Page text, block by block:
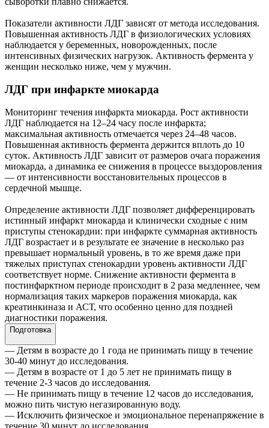
Показатели активности ЛДГ зависят от метода исследования.
Повышенная активность ЛДГ в физиологических условиях
наблюдается у беременных, новорожденных, после
интенсивных физических нагрузок. Активность фермента у
женщин несколько ниже, чем у мужчин.
ЛДГ при инфаркте миокарда
Мониторинг течения инфаркта миокарда. Рост активности
ЛДГ наблюдается на 12–24 часу после инфаркта;
максимальная активность отмечается через 24–48 часов.
Повышенная активность фермента держится вплоть до 10
суток. Активность ЛДГ зависит от размеров очага поражения
миокарда, а динамика ее снижения в процессе выздоровления
— от интенсивности восстановительных процессов в
сердечной мышце.
Определение активности ЛДГ позволяет дифференцировать
истинный инфаркт миокарда и клинически сходные с ним
приступы стенокардии: при инфаркте суммарная активность
ЛДГ возрастает и в результате ее значение в несколько раз
превышает нормальный уровень, в то же время даже при
тяжелых приступах стенокардии уровень активности ЛДГ
соответствует норме. Снижение активности фермента в
постинфарктном периоде происходит в 2 раза медленнее, чем
нормализация таких маркеров поражения миокарда, как
креатинкиназа и АСТ, что особенно ценно для поздней
диагностики поражения.
Подготовка
— Детям в возрасте до 1 года не принимать пищу в течение
30-40 минут до исследования.
— Детям в возрасте от 1 до 5 лет не принимать пищу в
течение 2-3 часов до исследования.
— Не принимать пищу в течение 12 часов до исследования,
можно пить чистую негазированную воду.
— Исключить физическое и эмоциональное перенапряжение в
течение 30 минут до исследования.